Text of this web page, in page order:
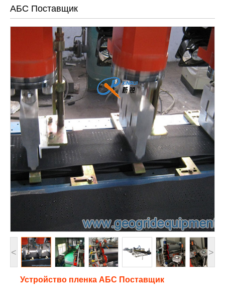
АБС Поставщик
< >
Устройство пленка АБС Поставщик